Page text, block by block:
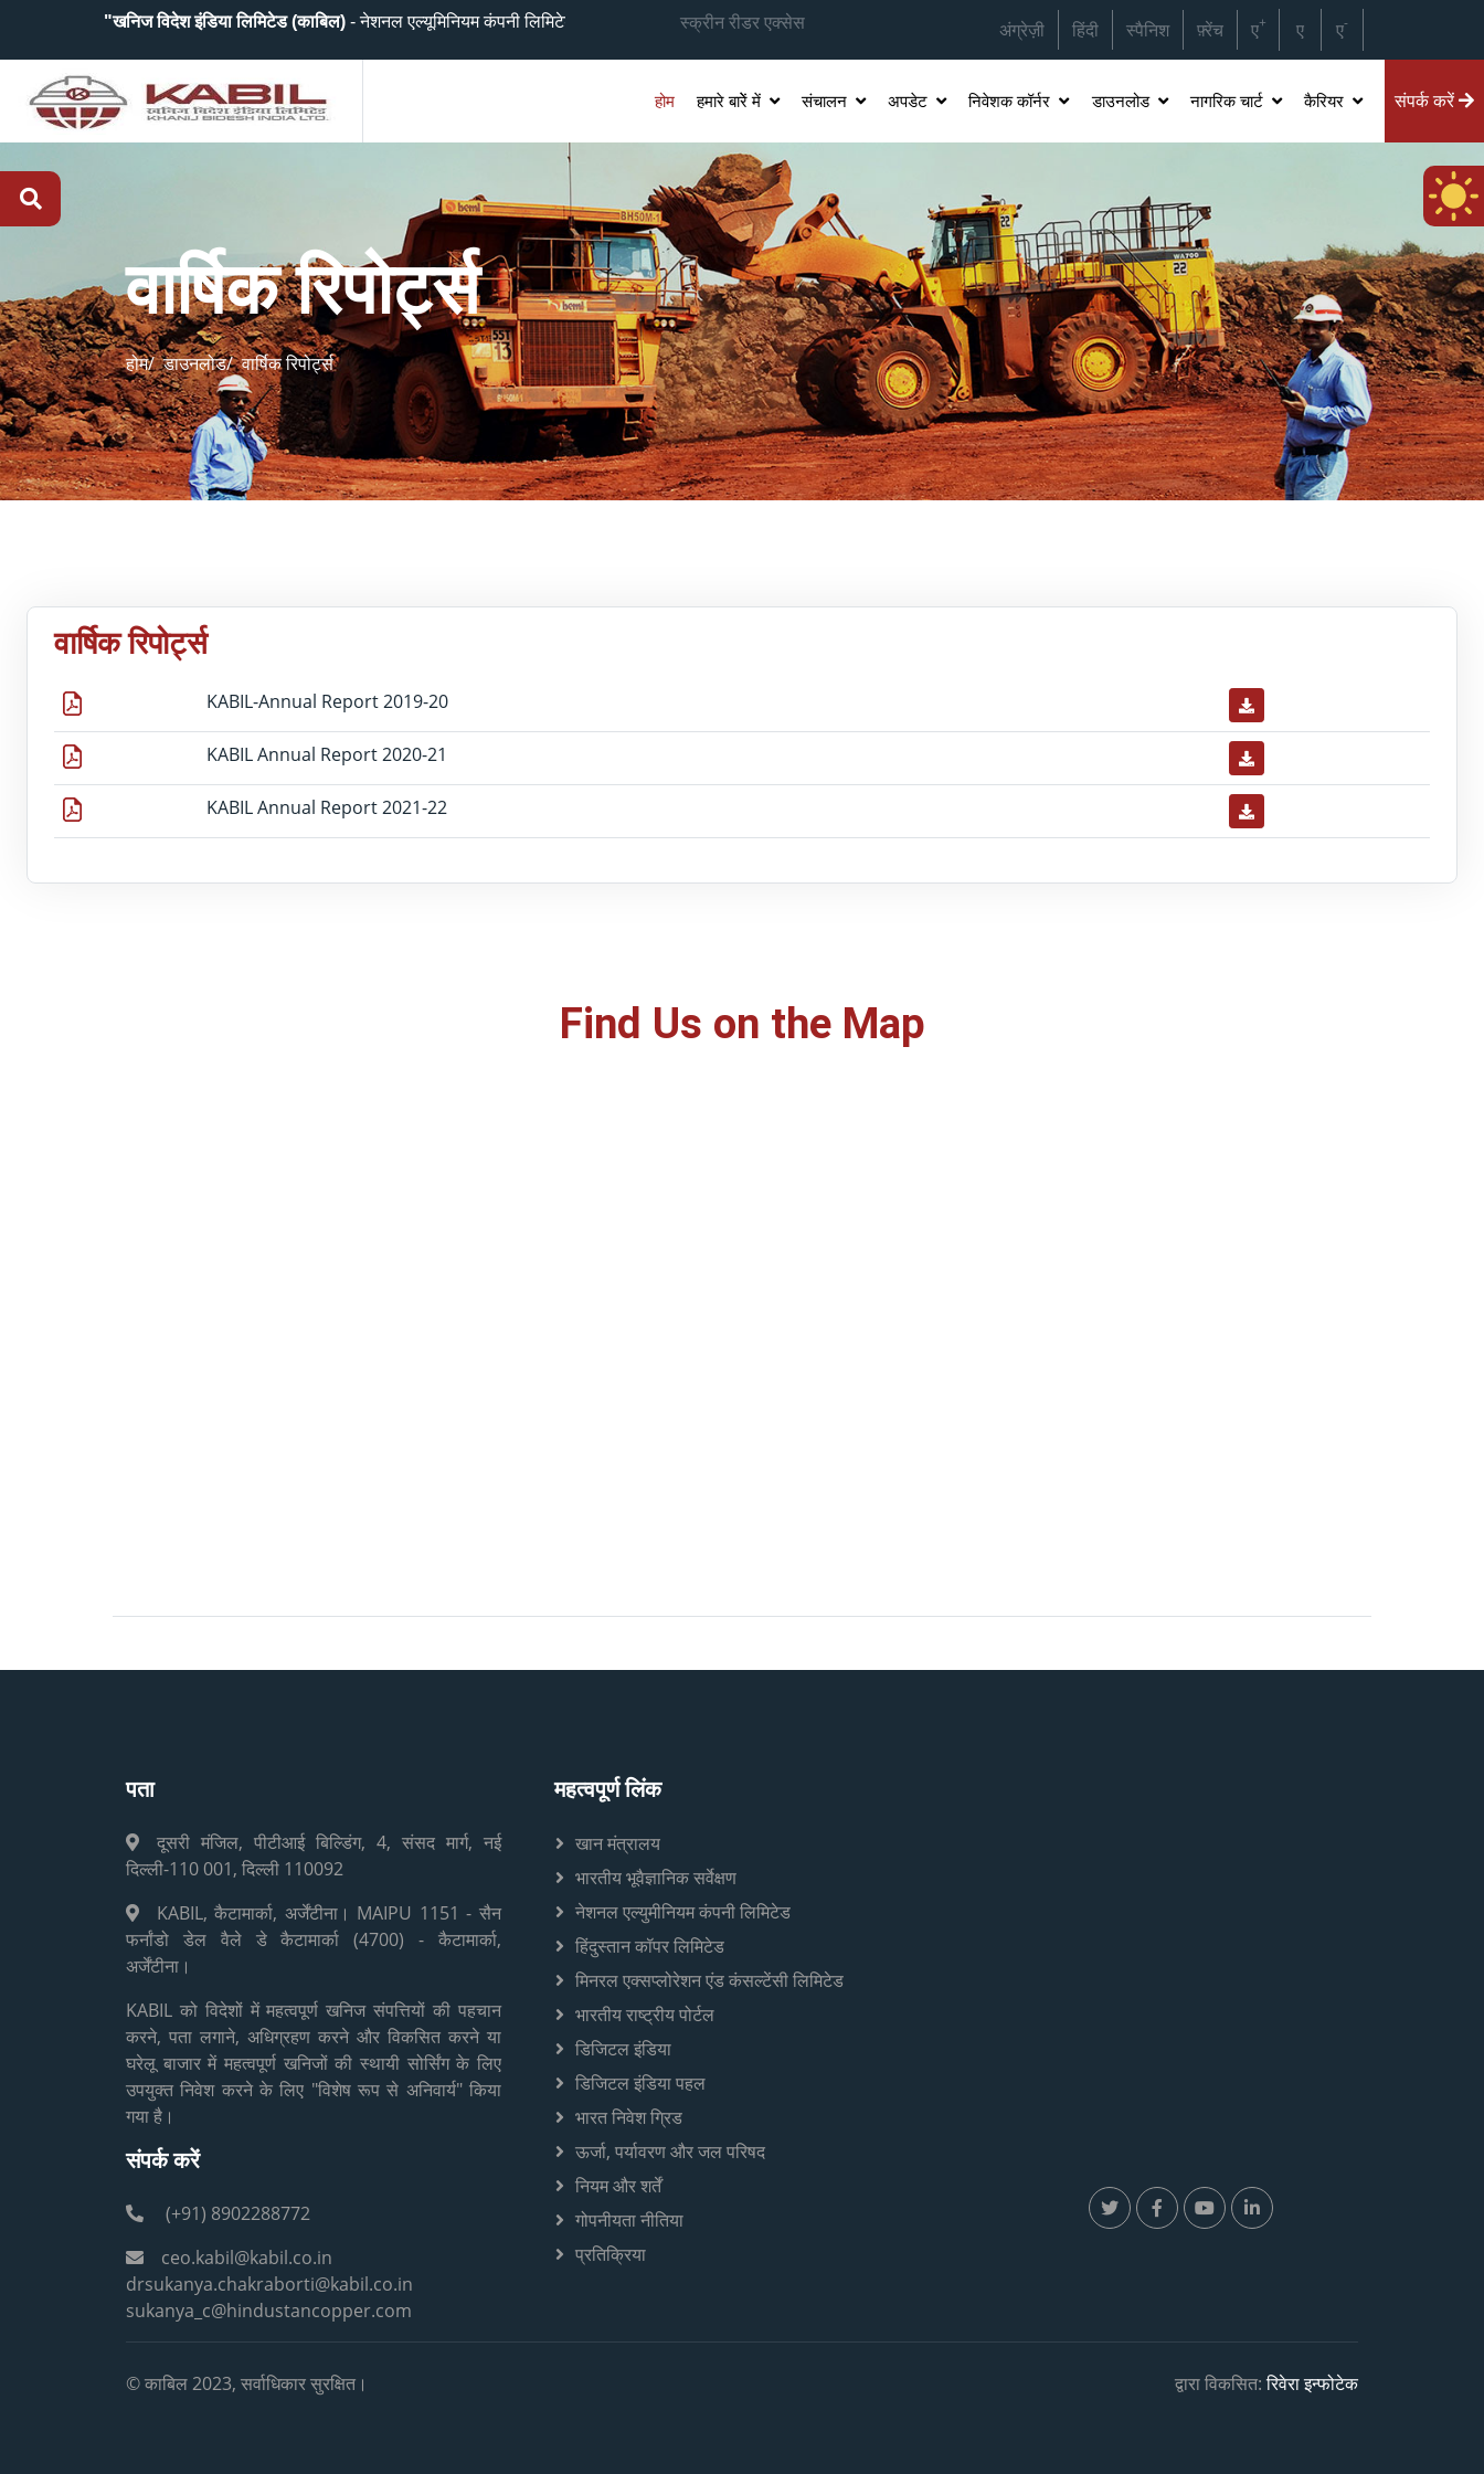
"खनिज विदेश इंडिया लिमिटेड (काबिल)- नेशनल एल्यूमिनियम कंपनी लिमिटेड(नाल्को), हिंदुस्तान कॉपर लिमिटेड (एचसीएल), और मिलीरल एक्सप्लोरेशन एंड कंसल्टेंसी लिमिटेड(एमईसीएल) के बीच एक संयुक्त उद्यमी कम्पनी।"
स्क्रीन रीडर एक्सेस अंग्रेज़ी हिंदी स्पैनिश फ़्रेंच ए+ ए ए-
होम हमारे बारेें में संचालन अपडेट निवेशक कॉर्नर डाउनलोड नागरिक चार्ट कैरियर संपर्क करें
वार्षिक रिपोर्ट्स
होम/ डाउनलोड/ वार्षिक रिपोर्ट्स
वार्षिक रिपोर्ट्स
KABIL-Annual Report 2019-20
KABIL Annual Report 2020-21
KABIL Annual Report 2021-22
Find Us on the Map
पता
दूसरी मंजिल, पीटीआई बिल्डिंग, 4, संसद मार्ग, नई
दिल्ली-110 001, दिल्ली 110092
KABIL, कैटामार्का, अर्जेंटीना। MAIPU 1151 - सैन
फर्नांडो डेल वैले डे कैटामार्का (4700) - कैटामार्का,
अर्जेंटीना।
KABIL को विदेशों में महत्वपूर्ण खनिज संपत्तियों की पहचान
करने, पता लगाने, अधिग्रहण करने और विकसित करने या
घरेलू बाजार में महत्वपूर्ण खनिजों की स्थायी सोर्सिंग के लिए
उपयुक्त निवेश करने के लिए "विशेष रूप से अनिवार्य" किया
गया है।
संपर्क करें
(+91) 8902288772
ceo.kabil@kabil.co.in
drsukanya.chakraborti@kabil.co.in
sukanya_c@hindustancopper.com
महत्वपूर्ण लिंक
खान मंत्रालय
भारतीय भूवैज्ञानिक सर्वेक्षण
नेशनल एल्युमीनियम कंपनी लिमिटेड
हिंदुस्तान कॉपर लिमिटेड
मिनरल एक्सप्लोरेशन एंड कंसल्टेंसी लिमिटेड
भारतीय राष्ट्रीय पोर्टल
डिजिटल इंडिया
डिजिटल इंडिया पहल
भारत निवेश ग्रिड
ऊर्जा, पर्यावरण और जल परिषद
नियम और शर्तें
गोपनीयता नीतिया
प्रतिक्रिया
© काबिल 2023, सर्वाधिकार सुरक्षित। द्वारा विकसित:रिवेरा इन्फोटेक